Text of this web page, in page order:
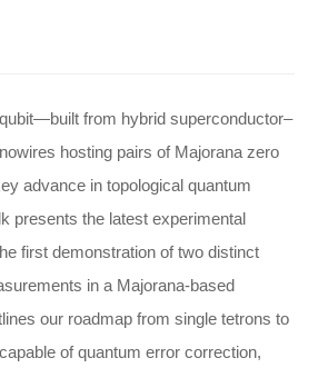
from hybrid superconductor–
hosting pairs of Majorana zero
advance in topological quantum
presents the latest experimental
first demonstration of two distinct
in a Majorana-based
our roadmap from single tetrons to
of quantum error correction,